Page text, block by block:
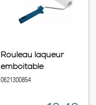
Rouleau laqueur
emboitable
0621300854